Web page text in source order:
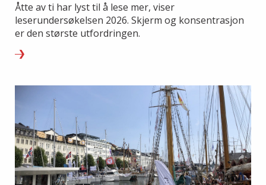
Åtte av ti har lyst til å lese mer, viser
leserundersøkelsen 2026. Skjerm og konsentrasjon
er den største utfordringen.